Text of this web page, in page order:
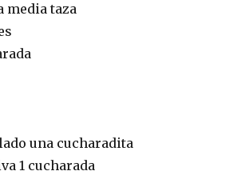
media taza
una cucharadita
1 cucharada